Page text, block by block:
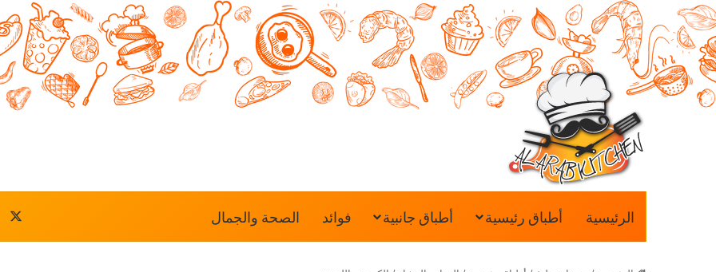
الرئيسية أطباق رئيسية أطباق جانبية فوائد الصحة والجمال